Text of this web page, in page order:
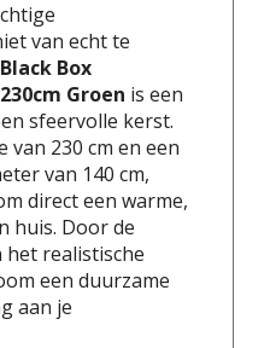
van echt te
Black Box
Groen is een
sfeervolle kerst.
230 cm en een
van 140 cm,
direct een warme,
huis. Door de
realistische
een duurzame
aan je